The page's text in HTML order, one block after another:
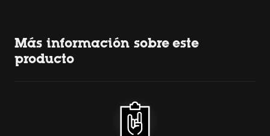
Más información sobre este
producto